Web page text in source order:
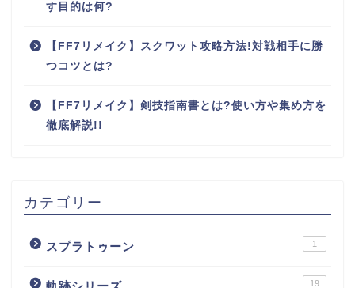
す目的は何?
【FF7リメイク】スクワット攻略方法!対戦相手に勝
つコツとは?
【FF7リメイク】剣技指南書とは?使い方や集め方を
徹底解説!!
カテゴリー
スプラトゥーン 1
19